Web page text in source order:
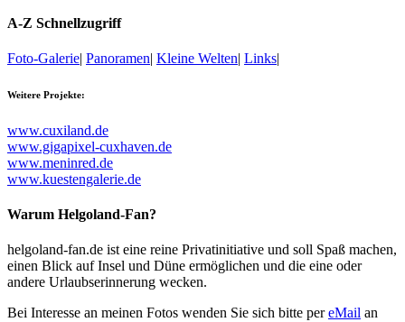
A-Z Schnellzugriff
Foto-Galerie| Panoramen| Kleine Welten| Links|
Weitere Projekte:
www.cuxiland.de
www.gigapixel-cuxhaven.de
www.meninred.de
www.kuestengalerie.de
Warum Helgoland-Fan?
helgoland-fan.de ist eine reine Privatinitiative und soll Spaß machen,
einen Blick auf Insel und Düne ermöglichen und die eine oder
andere Urlaubserinnerung wecken.
Bei Interesse an meinen Fotos wenden Sie sich bitte pereMail an